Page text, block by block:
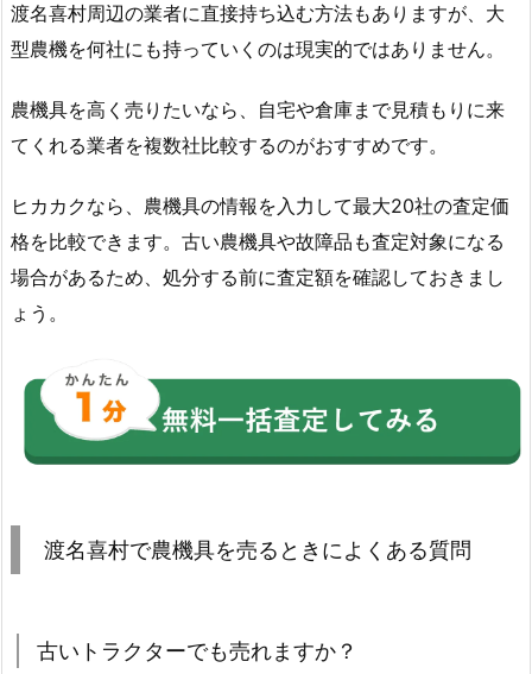
渡名喜村周辺の業者に直接持ち込む方法もありますが、大
型農機を何社にも持っていくのは現実的ではありません。
農機具を高く売りたいなら、自宅や倉庫まで見積もりに来
てくれる業者を複数社比較するのがおすすめです。
ヒカカクなら、農機具の情報を入力して最大20社の査定価
格を比較できます。古い農機具や故障品も査定対象になる
場合があるため、処分する前に査定額を確認しておきまし
ょう。
渡名喜村で農機具を売るときによくある質問
古いトラクターでも売れますか？